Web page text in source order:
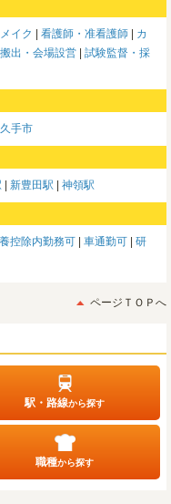
イク 看護師・准看護師
カ
出・会場設営
試験監督・採
手市
新豊田駅 神領駅
控除内勤務可 車通勤可
研
ページＴＯＰへ
駅・路線から探す
職種から探す